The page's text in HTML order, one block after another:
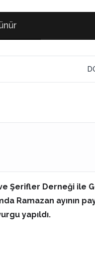
Şerifler Derneği ile
Ramazan ayının
yapıldı.